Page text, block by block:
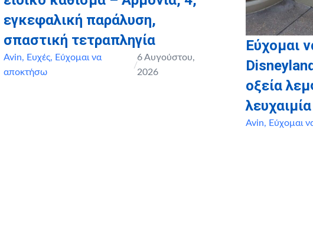
εγκεφαλική παράλυση,
σπαστική τετραπληγία
Avin, Ευχές, Εύχομαι να
αποκτήσω
/
6 Αυγούστου,
2026
Εύχομαι
οξεία
λευχαιμία
Avin, Εύχομαι